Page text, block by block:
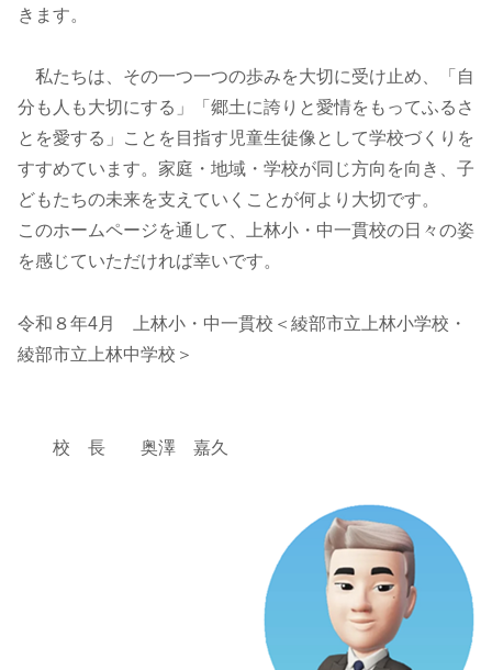
きます。
私たちは、その一つ一つの歩みを大切に受け止め、「自
分も人も大切にする」「郷土に誇りと愛情をもってふるさ
とを愛する」ことを目指す児童生徒像として学校づくりを
すすめています。家庭・地域・学校が同じ方向を向き、子
どもたちの未来を支えていくことが何より大切です。
このホームページを通して、上林小・中一貫校の日々の姿
を感じていただければ幸いです。
令和８年4月 上林小・中一貫校＜綾部市立上林小学校・
綾部市立上林中学校＞
校 長 奥澤 嘉久